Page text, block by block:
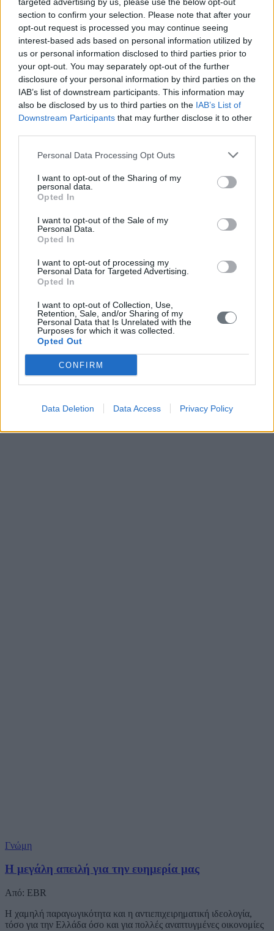
section to confirm your selection. Please note that after your
opt-out request is processed you may continue seeing
interest-based ads based on personal information utilized by
us or personal information disclosed to third parties prior to
your opt-out. You may separately opt-out of the further
disclosure of your personal information by third parties on the
IAB’s list of downstream participants. This information may
also be disclosed by us to third parties on the IAB’s List of
Downstream Participants that may further disclose it to other
Personal Data Processing Opt Outs
I want to opt-out of the Sharing of my
personal data.
Opted In
I want to opt-out of the Sale of my
Personal Data.
Opted In
I want to opt-out of processing my
Personal Data for Targeted Advertising.
Opted In
I want to opt-out of Collection, Use,
Retention, Sale, and/or Sharing of my
Personal Data that Is Unrelated with the
Purposes for which it was collected.
Opted Out
CONFIRM
Data Deletion Data Access Privacy Policy
Γνώμη
Η μεγάλη απειλή για την ευημερία μας
Από: EBR
Η χαμηλή παραγωγικότητα και η αντιεπιχειρηματική ιδεολογία,
τόσο για την Ελλάδα όσο και για πολλές αναπτυγμένες οικονομίες